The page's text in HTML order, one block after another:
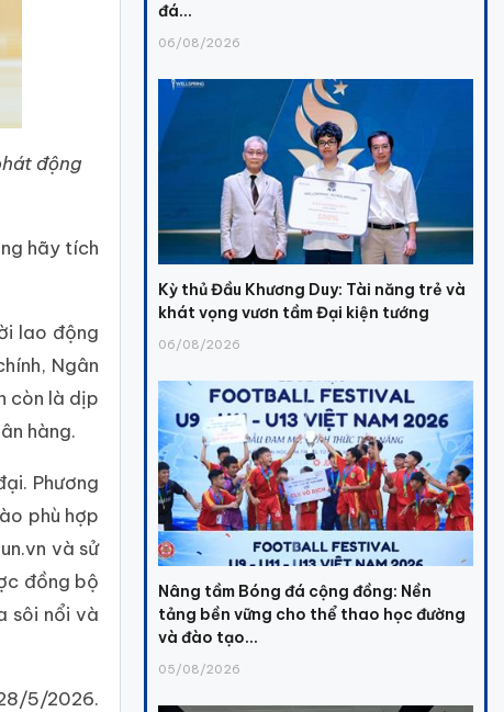
động
hãy tích
lao động
Ngân
còn là dịp
hàng.
Phương
phù hợp
và sử
đồng bộ
sôi nổi và
5/2026.
đá...
06/08/2026
Kỳ thủ Đầu Khương Duy: Tài năng trẻ và
khát vọng vươn tầm Đại kiện tướng
06/08/2026
Nâng tầm Bóng đá cộng đồng: Nền
tảng bền vững cho thể thao học đường
và đào tạo...
05/08/2026